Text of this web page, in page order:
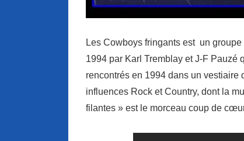
Les Cowboys fringants est un
1994 par Karl Tremblay et J-F Pauzé
rencontrés en 1994 dans un
influences Rock et Country, dont la
filantes » est le morceau coup de